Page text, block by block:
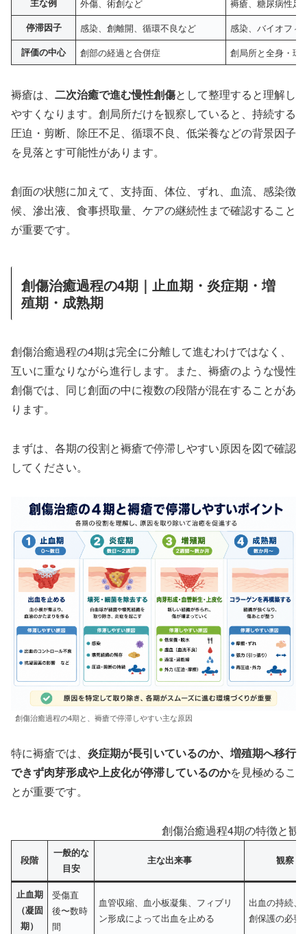
主な例 外傷、術創など 褥瘡、糖尿病性足
停滞因子 感染、創離開、循環不良など 感染、バイオフィ
評価の中心 創部の経過と合併症 創局所と全身・環
褥瘡は、 二次治癒で進む慢性創傷として整理すると理解し
やすくなります。創局所だけを観察していると、持続する
圧迫・剪断、除圧不足、循環不良、低栄養などの背景因子
を見落とす可能性があります。
創面の状態に加えて、支持面、体位、ずれ、血流、感染徴
候、滲出液、食事摂取量、ケアの継続性まで確認すること
が重要です。
創傷治癒過程の4期｜止血期・炎症期・増
殖期・成熟期
創傷治癒過程の4期は完全に分離して進むわけではなく、
互いに重なりながら進行します。また、褥瘡のような慢性
創傷では、同じ創面の中に複数の段階が混在することがあ
ります。
まずは、各期の役割と褥瘡で停滞しやすい原因を図で確認
してください。
創傷治癒過程の4期と、褥瘡で停滞しやすい主な原因
特に褥瘡では、 炎症期が長引いているのか、増殖期へ移行
できず肉芽形成や上皮化が停滞しているのかを見極めるこ
とが重要です。
創傷治癒過程4期の特徴と観
段階
一般的な
目安
主な出来事 観察・
止血期
（凝固
期）
受傷直
後〜数時
間
血管収縮、血小板凝集、フィブリ
ン形成によって出血を止める
出血の持続、
創保護の必要